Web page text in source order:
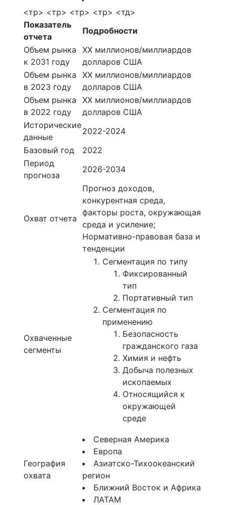
<тр> <тр> <тр> <тр> <тд>
Показатель
отчета
Подробности
Объем рынка
к 2031 году
ХХ миллионов/миллиардов
долларов США
Объем рынка
в 2023 году
ХХ миллионов/миллиардов
долларов США
Объем рынка
в 2022 году
ХХ миллионов/миллиардов
долларов США
Исторические
данные
2022-2024
Базовый год
2022
Период
прогноза
2026-2034
Охват отчета
Прогноз доходов,
конкурентная среда,
факторы роста, окружающая
среда и усиление;
Нормативно-правовая база и
тенденции
Охваченные
сегменты
Сегментация по типу
Фиксированный
тип
Портативный тип
Сегментация по
применению
Безопасность
гражданского газа
Химия и нефть
Добыча полезных
ископаемых
Относящийся к
окружающей
среде
География
охвата
Северная Америка
Европа
Азиатско-Тихоокеанский
регион
Ближний Восток и Африка
ЛАТАМ